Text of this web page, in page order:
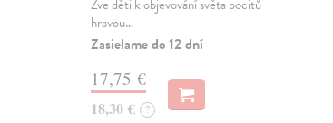
Zve děti k objevování světa pocitů
hravou…
Zasielame do 12 dní
17,75 €
18,30 € ?